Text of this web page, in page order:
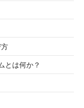
とは何か？